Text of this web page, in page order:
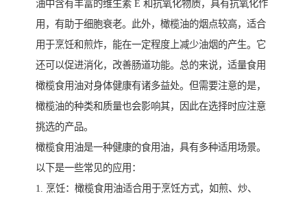
油中含有丰富的维生素 E 和抗氧化物质，具有抗氧化作
用，有助于细胞衰老。此外，橄榄油的烟点较高，适合
用于烹饪和煎炸，能在一定程度上减少油烟的产生。它
还可以促进消化，改善肠道功能。总的来说，适量食用
橄榄食用油对身体健康有诸多益处。但需要注意的是，
橄榄油的种类和质量也会影响其，因此在选择时应注意
挑选的产品。
橄榄食用油是一种健康的食用油，具有多种适用场景。
以下是一些常见的应用：
1. 烹饪：橄榄食用油适合用于烹饪方式，如煎、炒、